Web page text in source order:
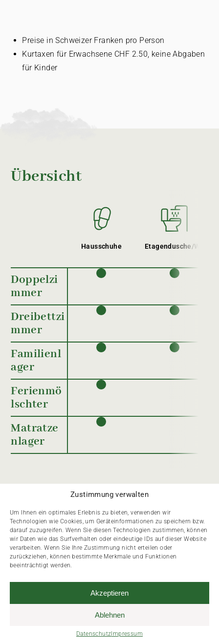
Zustimmung verwalten
Um Ihnen ein optimales Erlebnis zu bieten, verwenden wir
Technologien wie Cookies, um Geräteinformationen zu speichern bzw.
darauf zuzugreifen. Wenn Sie diesen Technologien zustimmen, können
wir Daten wie das Surfverhalten oder eindeutige IDs auf dieser Website
verarbeiten. Wenn Sie Ihre Zustimmung nicht erteilen oder
zurückziehen, können bestimmte Merkmale und Funktionen
beeinträchtigt werden.
Akzeptieren
Ablehnen
Datenschutz Impressum
Preise in Schweizer Franken pro Person
Kurtaxen für Erwachsene CHF 2.50, keine Abgaben
für Kinder
Übersicht
Hausschuhe Etagendusche/WC
Doppelzi
mmer
Dreibettzi
mmer
Familienl
ager
Ferienmö
lschter
Matratze
nlager
Gut zu wissen
«me hend uf (fascht) alls e Antwot»
Damit dein Aufenthalt auf der Meglisalp so angenehm
Informationen für dich zusammengestellt.